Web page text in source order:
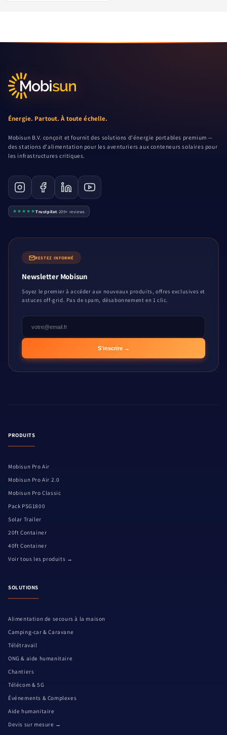
Énergie. Partout. À toute échelle.
Mobisun B.V. conçoit et fournit des solutions d'énergie portables premium —
des stations d'alimentation pour les aventuriers aux conteneurs solaires pour
les infrastructures critiques.
★★★★★Trustpilot·209+ reviews
RESTEZ INFORMÉ
Newsletter Mobisun
Soyez le premier à accéder aux nouveaux produits, offres exclusives et
astuces off-grid. Pas de spam, désabonnement en 1 clic.
S'inscrire →
PRODUITS
Mobisun Pro Air
Mobisun Pro Air 2.0
Mobisun Pro Classic
Pack PSG1800
Solar Trailer
20ft Container
40ft Container
Voir tous les produits →
SOLUTIONS
Alimentation de secours à la maison
Camping-car & Caravane
Télétravail
ONG & aide humanitaire
Chantiers
Télécom & 5G
Événements & Complexes
Aide humanitaire
Devis sur mesure →